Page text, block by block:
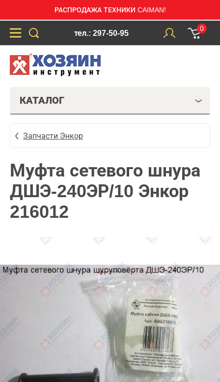
РАСПРОДАЖА ТЕХНИКИ CAIMAN!
тел.: 297-50-95
0
КАТАЛОГ
Запчасти Энкор
Муфта сетевого шнура
ДШЭ-240ЭР/10 Энкор
216012